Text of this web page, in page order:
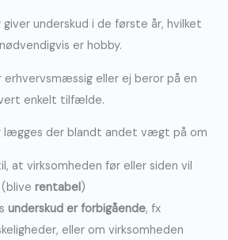
underskud i de første år, hvilket
er hobby.
erhvervsmæssig eller ej beror på en
enkelt tilfælde.
lægges der blandt andet vægt på om
at virksomheden før eller siden vil
rentabel)
underskud er forbigående, fx
eller om virksomheden